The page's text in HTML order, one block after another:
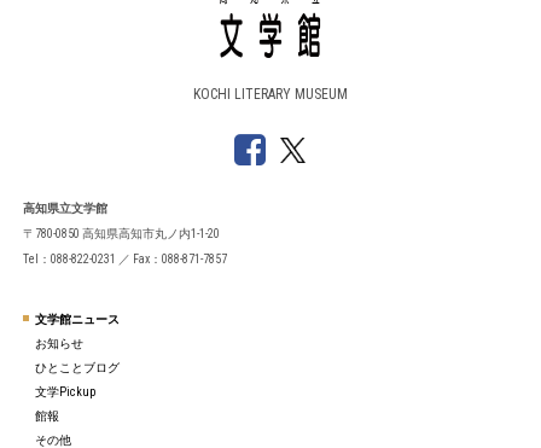
KOCHI LITERARY MUSEUM
高知県立文学館
〒780-0850 高知県高知市丸ノ内1-1-20
Tel：088-822-0231 ／ Fax：088-871-7857
文学館ニュース
お知らせ
ひとことブログ
文学Pickup
館報
その他